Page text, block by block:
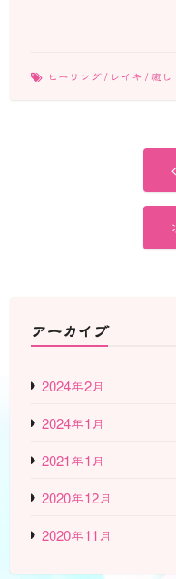
ヒーリング/ レイキ /癒し
ゲ
ー
シ
ョ
ン
アーカイブ
2024年2月
2024年1月
2021年1月
2020年12月
2020年11月